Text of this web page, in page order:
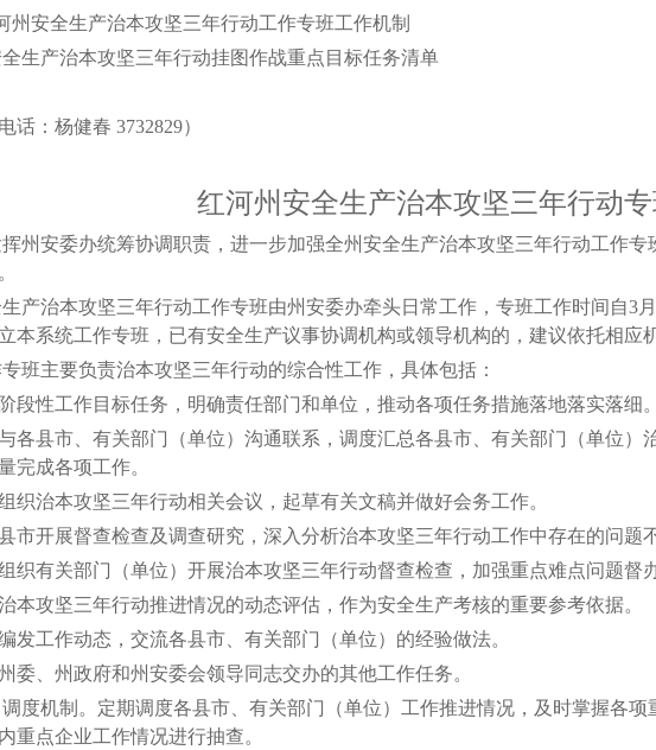
安全生产治本攻坚三年行动工作专班工作机制
产治本攻坚三年行动挂图作战重点目标任务清单
：杨健春 3732829）
红河州安全生产治本攻坚三年行动专
安委办统筹协调职责，进一步加强全州安全生产治本攻坚三年行动工作专
治本攻坚三年行动工作专班由州安委办牵头日常工作，专班工作时间自3
本系统工作专班，已有安全生产议事协调机构或领导机构的，建议依托相应
主要负责治本攻坚三年行动的综合性工作，具体包括：
性工作目标任务，明确责任部门和单位，推动各项任务措施落地落实落细。
县市、有关部门（单位）沟通联系，调度汇总各县市、有关部门（单位）
完成各项工作。
治本攻坚三年行动相关会议，起草有关文稿并做好会务工作。
开展督查检查及调查研究，深入分析治本攻坚三年行动工作中存在的问题
有关部门（单位）开展治本攻坚三年行动督查检查，加强重点难点问题督办
攻坚三年行动推进情况的动态评估，作为安全生产考核的重要参考依据。
工作动态，交流各县市、有关部门（单位）的经验做法。
、州政府和州安委会领导同志交办的其他工作任务。
机制。定期调度各县市、有关部门（单位）工作推进情况，及时掌握各项
重点企业工作情况进行抽查。